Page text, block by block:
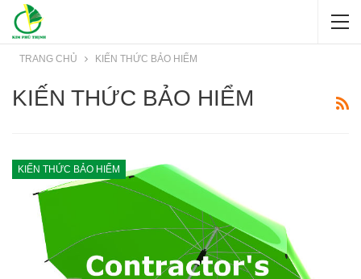
TRANG CHỦ KIẾN THỨC BẢO HIỂM
KIẾN THỨC BẢO HIỂM
KIẾN THỨC BẢO HIỂM